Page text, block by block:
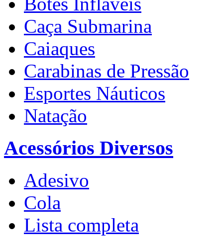
Caça Submarina
Caiaques
Carabinas de Pressão
Esportes Náuticos
Natação
Acessórios Diversos
Adesivo
Cola
Lista completa